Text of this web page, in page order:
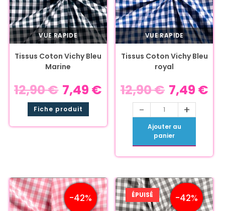
VUE RAPIDE
Tissus Coton Vichy Bleu
Marine
12,90€ 7,49 €
Fiche produit
VUE RAPIDE
Tissus Coton Vichy Bleu
royal
12,90€ 7,49 €
- +
Ajouter au
panier
-42% -42%
ÉPUISÉ